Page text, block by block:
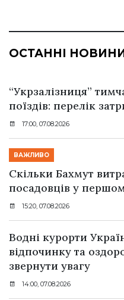
ОСТАННІ
“Укрзалізниця”
поїздів: перелік
17:00, 07.08.2026
ВАЖЛИВО
Скільки Бахмут
посадовців у
15:20, 07.08.2026
Водні курорти
відпочинку та
звернути увагу
14:00, 07.08.2026